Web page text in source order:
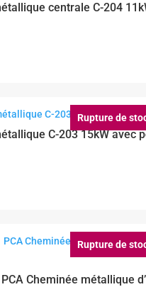
centrale C-204
Rupture de
C-203 15kW avec
Rupture de
PCA Cheminée métallique